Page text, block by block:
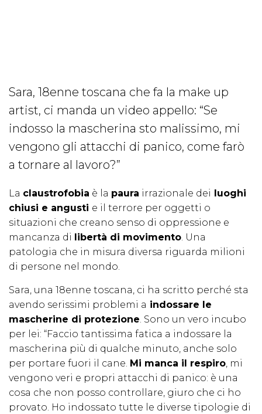
Sara, 18enne toscana che fa la make up
artist, ci manda un video appello: “Se
indosso la mascherina sto malissimo, mi
vengono gli attacchi di panico, come farò
a tornare al lavoro?”
La claustrofobia è la paura irrazionale dei
luoghi
chiusi e angusti e il terrore per oggetti o
situazioni che creano senso di oppressione e
mancanza di
libertà di movimento. Una
patologia che in misura diversa riguarda milioni
di persone nel mondo.
Sara, una 18enne toscana, ci ha scritto perché sta
avendo serissimi problemi a indossare le
mascherine di protezione. Sono un vero incubo
per lei: “Faccio tantissima fatica a indossare la
mascherina più di qualche minuto, anche solo
per portare fuori il cane. Mi manca il respiro, mi
vengono veri e propri attacchi di panico: è una
cosa che non posso controllare, giuro che ci ho
provato. Ho indossato tutte le diverse tipologie di